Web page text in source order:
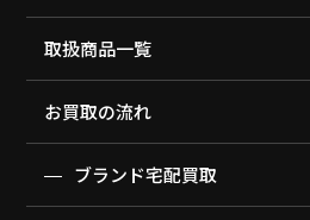
取扱商品一覧
お買取の流れ
ブランド宅配買取